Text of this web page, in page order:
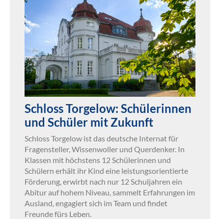
Schloss Torgelow: Schülerinnen
und Schüler mit Zukunft
Schloss Torgelow ist das deutsche Internat für
Fragensteller, Wissenwoller und Querdenker. In
Klassen mit höchstens 12 Schülerinnen und
Schülern erhält ihr Kind eine leistungsorientierte
Förderung, erwirbt nach nur 12 Schuljahren ein
Abitur auf hohem Niveau, sammelt Erfahrungen im
Ausland, engagiert sich im Team und findet
Freunde fürs Leben.